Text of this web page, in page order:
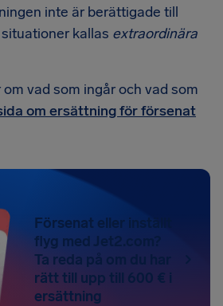
inte är berättigade till
kallas extraordinära
vad som ingår och vad som
om ersättning för försenat
Försenat eller inställt
flyg med Jet2.com?
Ta reda på om du har
rätt till upp till 600 € i
ersättning